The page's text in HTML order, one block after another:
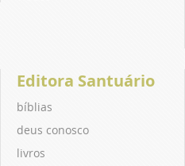
Editora Santuário
bíblias
deus conosco
livros